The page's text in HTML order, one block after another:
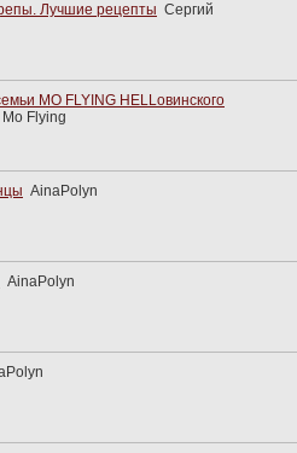
Лучшие рецепты Сергий
MO FLYING HELLовинского
Mo Flying
AinaPolyn
AinaPolyn